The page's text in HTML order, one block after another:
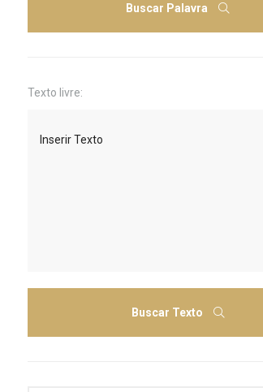
Buscar Palavra
Texto livre:
Buscar Texto